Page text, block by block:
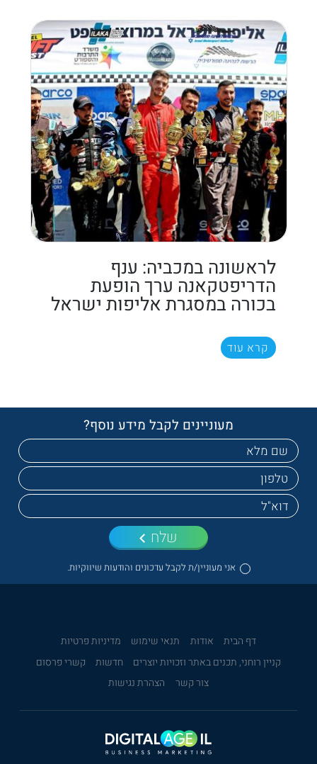
לראשונה במכביה: ענף
הדריפטקאנה ערך הופעת
בכורה במסגרת אליפות ישראל
קרא עוד
מעוניינים לקבל מידע נוסף?
אני מעוניין/ת לקבל עדכונים והודעות שיווקיות.
שלח
דף הבית אודות תנאי שימוש
מדיניות פרטיות
קניין רוחני, תכנים באתר וזכויות יוצרים
חדשות
קשרי פרסום
צור קשר
הצהרת נגישות